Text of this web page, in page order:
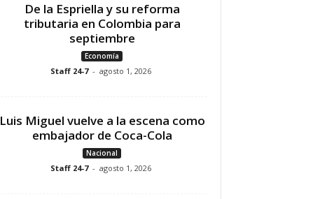
De la Espriella y su reforma
tributaria en Colombia para
septiembre
Economía
Staff 24-7 - agosto 1, 2026
Luis Miguel vuelve a la escena como
embajador de Coca-Cola
Nacional
Staff 24-7 - agosto 1, 2026